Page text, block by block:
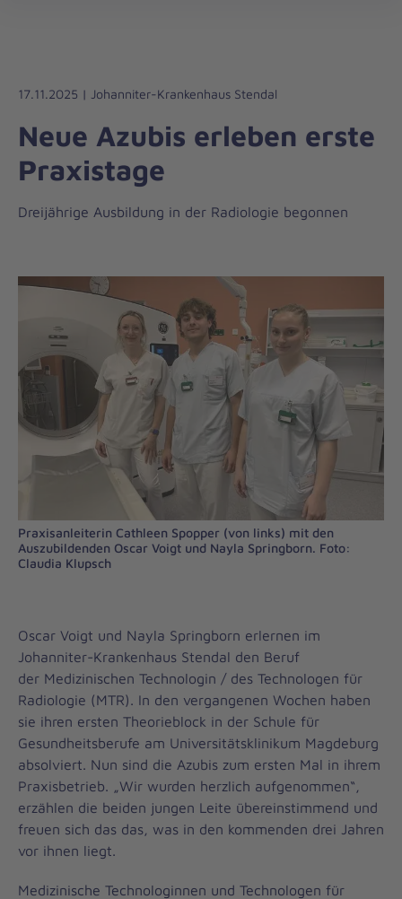
17.11.2025 | Johanniter-Krankenhaus Stendal
Neue Azubis erleben erste
Praxistage
Dreijährige Ausbildung in der Radiologie begonnen
Praxisanleiterin Cathleen Spopper (von links) mit den
Auszubildenden Oscar Voigt und Nayla Springborn. Foto:
Claudia Klupsch
Oscar Voigt und Nayla Springborn erlernen im
Johanniter-Krankenhaus Stendal den Beruf
der Medizinischen Technologin / des Technologen für
Radiologie (MTR). In den vergangenen Wochen haben
sie ihren ersten Theorieblock in der Schule für
Gesundheitsberufe am Universitätsklinikum Magdeburg
absolviert. Nun sind die Azubis zum ersten Mal in ihrem
Praxisbetrieb. „Wir wurden herzlich aufgenommen“,
erzählen die beiden jungen Leite übereinstimmend und
freuen sich das das, was in den kommenden drei Jahren
vor ihnen liegt.
Medizinische Technologinnen und Technologen für